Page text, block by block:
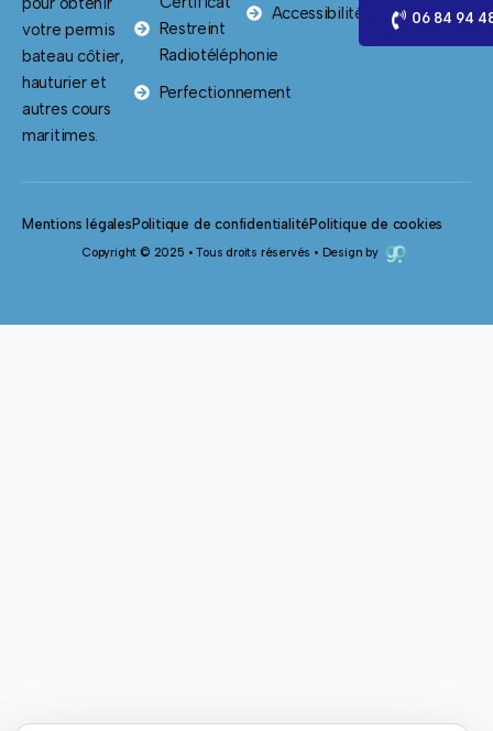
votre permis
bateau côtier,
hauturier et
autres cours
maritimes.
Restreint
Radiotéléphonie
Perfectionnement
Accessibilité
06 84 94
Copyright © 2025 • Tous droits réservés • Design by
Mentions légales Politique de confidentialité Politique de cookies